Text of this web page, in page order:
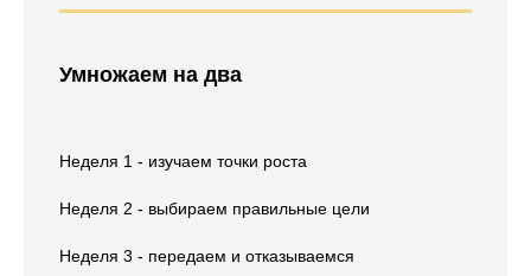
Умножаем на два
Неделя 1 - изучаем точки роста
Неделя 2 - выбираем правильные цели
Неделя 3 - передаем и отказываемся